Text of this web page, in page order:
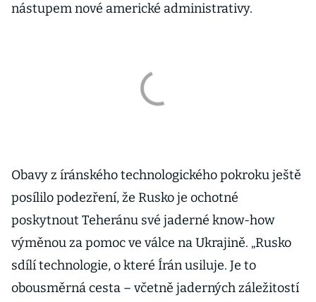
nástupem nové americké administrativy.
Obavy z íránského technologického pokroku ještě
posílilo podezření, že Rusko je ochotné
poskytnout Teheránu své jaderné know-how
výměnou za pomoc ve válce na Ukrajině. „Rusko
sdílí technologie, o které Írán usiluje. Je to
obousměrná cesta – včetně jaderných záležitostí